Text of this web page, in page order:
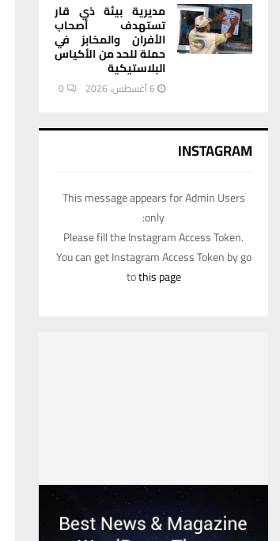
مديرية بيئة ذي قار
تستهدف أصحاب
الأفران والمخابز في
حملة للحد من الأكياس
البلاستيكية
6 أغسطس، 2026 0
INSTAGRAM
This message appears for Admin Users
only:
Please fill the Instagram Access Token.
You can get Instagram Access Token by go
tothis page